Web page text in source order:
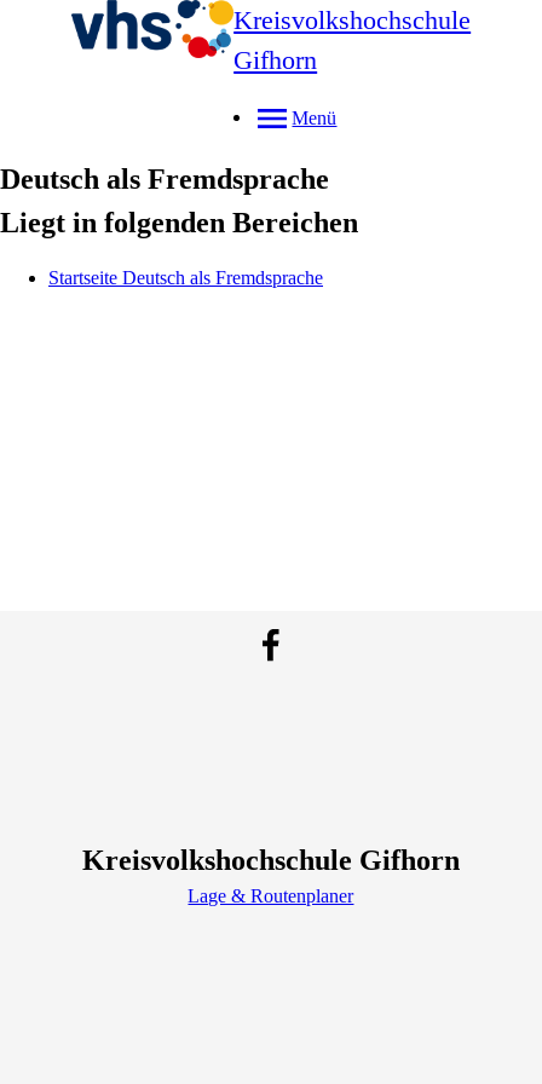
Kreisvolkshochschule
Gifhorn
Menü
Deutsch als Fremdsprache
Liegt in folgenden Bereichen
Startseite Deutsch als Fremdsprache
Kreisvolkshochschule Gifhorn
Lage & Routenplaner